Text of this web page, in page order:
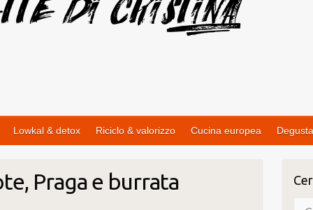
Lowkal & detox Riciclo & valorizzo Cucina europea
Praga e burrata